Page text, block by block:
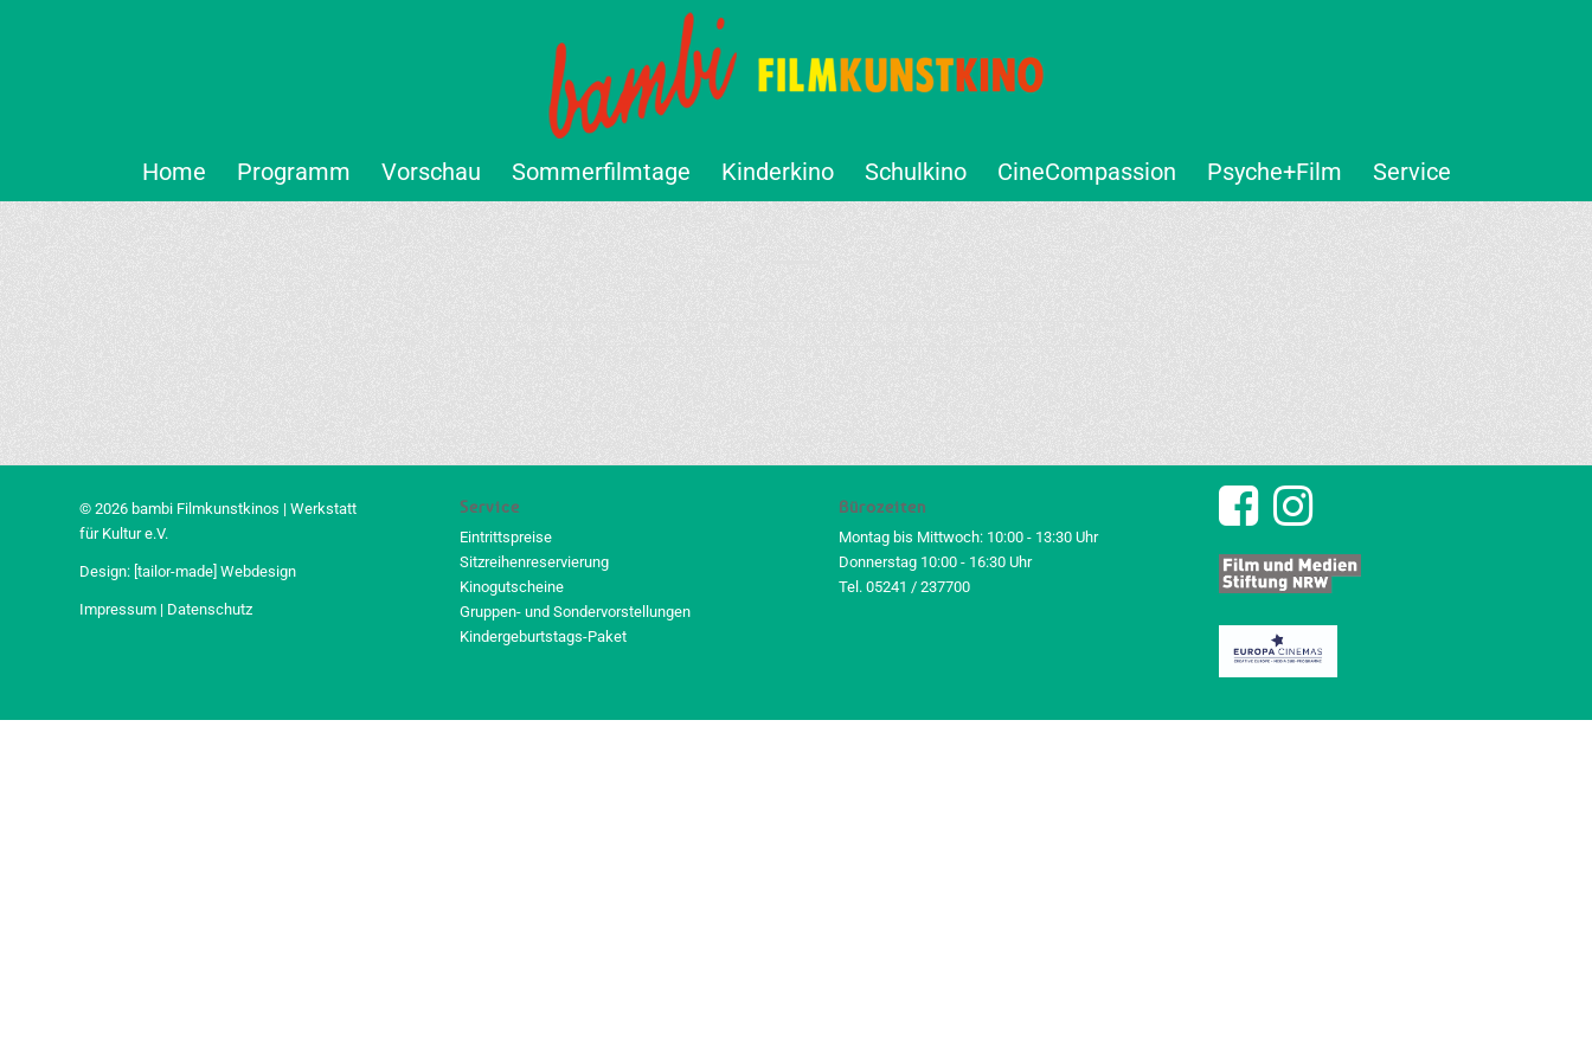
Home Programm Vorschau Sommerfilmtage Kinderkino Schulkino CineCompassion Psyche+Film Service
© 2026 bambi Filmkunstkinos | Werkstatt
für Kultur e.V.
Design: [tailor-made] Webdesign
Impressum | Datenschutz
Service
Eintrittspreise
Sitzreihenreservierung
Kinogutscheine
Gruppen- und Sondervorstellungen
Kindergeburtstags-Paket
Bürozeiten
Montag bis Mittwoch: 10:00 - 13:30 Uhr
Donnerstag 10:00 - 16:30 Uhr
Tel. 05241 / 237700